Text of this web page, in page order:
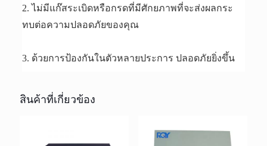
2. ไม่มีแก๊สระเบิดหรือกรดที่มีศักยภาพที่จะส่งผลกระ
ทบต่อความปลอดภัยของคุณ
3. ด้วยการป้องกันในตัวหลายประการ ปลอดภัยยิ่งขึ้น
สินค้าที่เกี่ยวข้อง